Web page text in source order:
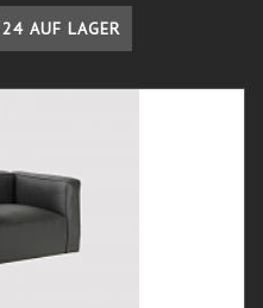
AUF LAGER